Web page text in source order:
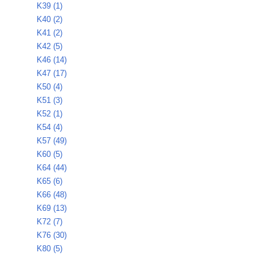
K39 (1)
K40 (2)
K41 (2)
K42 (5)
K46 (14)
K47 (17)
K50 (4)
K51 (3)
K52 (1)
K54 (4)
K57 (49)
K60 (5)
K64 (44)
K65 (6)
K66 (48)
K69 (13)
K72 (7)
K76 (30)
K80 (5)